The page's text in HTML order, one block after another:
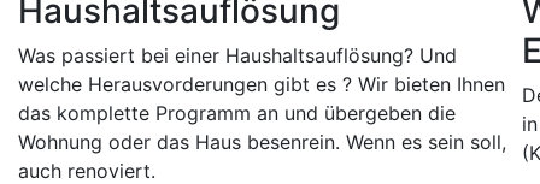
Haushaltsauflösung
Was passiert bei einer Haushaltsauflösung? Und
welche Herausvorderungen gibt es ? Wir bieten Ihnen
das komplette Programm an und übergeben die
Wohnung oder das Haus besenrein. Wenn es sein soll,
auch renoviert.